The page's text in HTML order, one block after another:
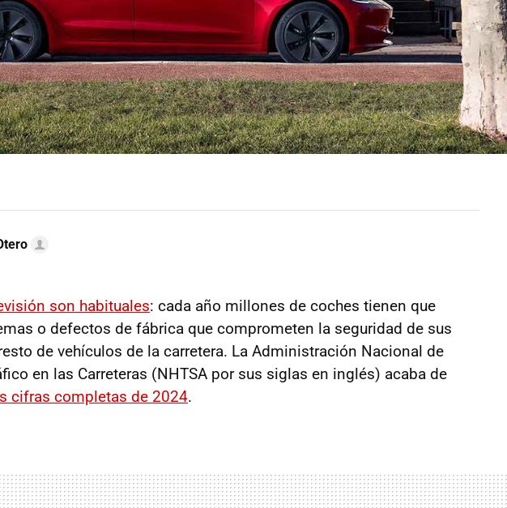
son habituales: cada año millones de coches tienen que
o defectos de fábrica que comprometen la seguridad de sus
de vehículos de la carretera. La Administración Nacional de
en las Carreteras (NHTSA por sus siglas en inglés) acaba de
cifras completas de 2024.